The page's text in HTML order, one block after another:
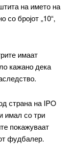
на името на
со бројот „10“,
имаат
кажано дека
страна на IPO
имал со три
покажуваат
фудбалер.